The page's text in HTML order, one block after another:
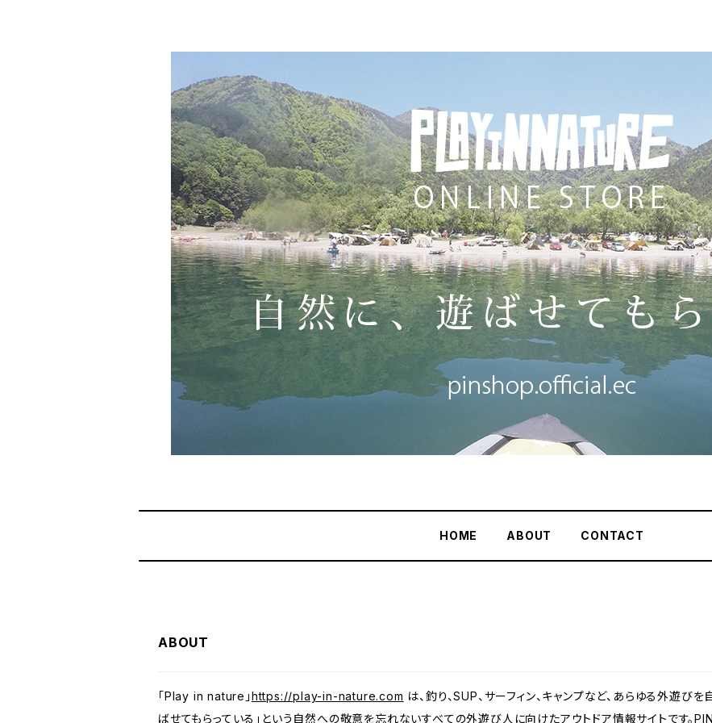
HOME ABOUT CONTACT
ABOUT
「Play in nature」https://play-in-nature.com は、釣り、SUP、サーフィン、キャンプなど、あらゆる外遊び
ばせてもらっている」という自然への敬意を忘れないすべての外遊び人に向けたアウトドア情報サイトです。